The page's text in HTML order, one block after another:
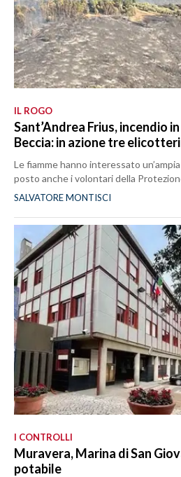
IL ROGO
Sant’Andrea Frius, incendio
Beccia: in azione tre elicotteri
Le fiamme hanno interessato
posto anche i volontari della
SALVATORE MONTISCI
I CONTROLLI
Muravera, Marina di San
potabile